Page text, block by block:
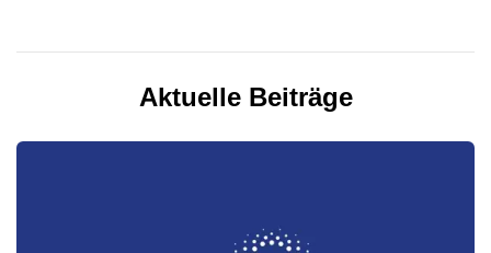
Aktuelle Beiträge